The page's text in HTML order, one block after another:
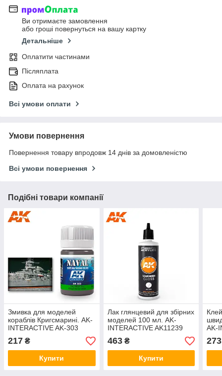
Ви отримаєте замовлення
або гроші повернуться на вашу картку
Детальніше
Оплатити частинами
Післяплата
Оплата на рахунок
Всі умови оплати
Умови повернення
Повернення товару впродовж 14 днів за домовленістю
Всі умови повернення
Подібні товари компанії
Змивка для моделей
кораблів Кригсмарині. AK-
INTERACTIVE AK-303
217 ₴
Купити
Лак глянцевий для збірних
моделей 100 мл. AK-
INTERACTIVE AK11239
463₴
Купити
AK-
273